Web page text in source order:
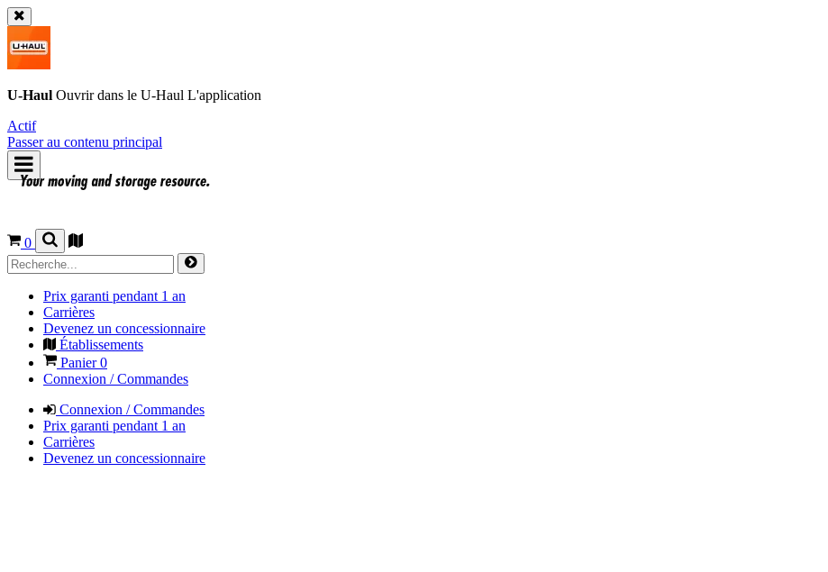
U-Haul Ouvrir dans le U-Haul L'application
Actif
Passer au contenu principal
0
Prix garanti pendant 1 an
Carrières
Devenez un concessionnaire
Établissements
Panier0
Connexion / Commandes
Connexion / Commandes
Prix garanti pendant 1 an
Carrières
Devenez un concessionnaire